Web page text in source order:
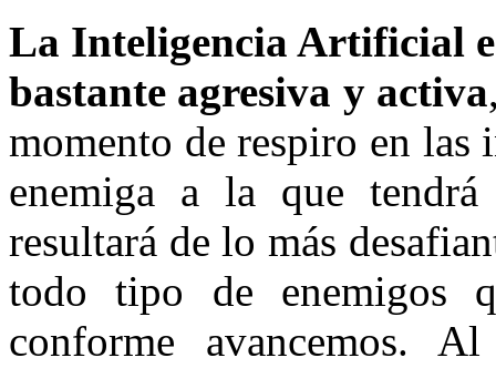
La Inteligencia Artificial
bastante agresiva y activa
momento de respiro en las
enemiga a la que tendrá
resultará de lo más
todo tipo de enemigos
conforme avancemos.